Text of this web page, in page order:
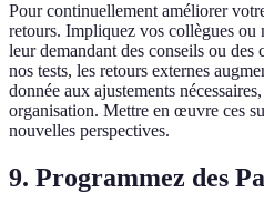
Pour continuellement améliorer
retours. Impliquez vos collègues ou
leur demandant des conseils ou des
nos tests, les retours externes
donnée aux ajustements
organisation. Mettre en œuvre ces
nouvelles perspectives.
9. Programmez des